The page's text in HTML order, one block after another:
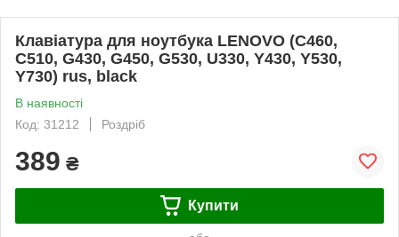
Клавіатура для ноутбука LENOVO (C460,
C510, G430, G450, G530, U330, Y430, Y530,
Y730) rus, black
В наявності
Код: 31212
Роздріб
389 ₴
Купити